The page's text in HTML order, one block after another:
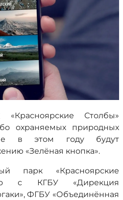
Столбы»
охраняемых природных
в этом году будут
«Зелёная кнопка».
парк «Красноярские
с КГБУ «Дирекция
ФГБУ «Объединённая